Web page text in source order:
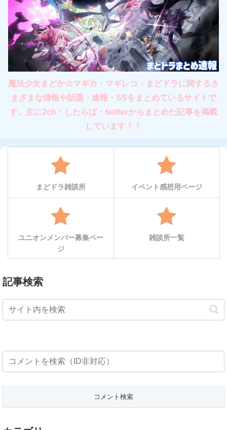
魔法少女まどか☆マギカ・マギレコ・まどドラに関するさ
まざまな情報や話題・速報・SSをまとめているサイトで
す。主に2ch・したらば・twitterからまとめた記事を掲載
しています！！
まどドラ雑談所 イベント感想用ページ
ユニオンメンバー募集ペー
ジ
雑談所一覧
記事検索